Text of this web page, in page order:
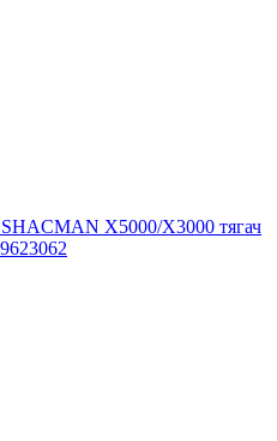
X5000/X3000 тягач